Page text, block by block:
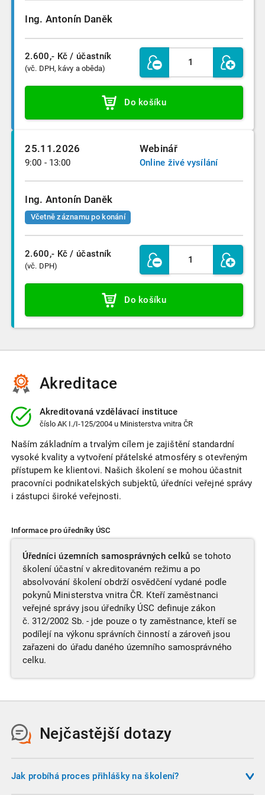
Ing. Antonín Daněk
2.600,- Kč / účastník
(vč. DPH, kávy a oběda)
Do košíku
25.11.2026 Webinář
Online živé vysílání
9:00 - 13:00
Ing. Antonín Daněk
Včetně záznamu po konání
2.600,- Kč / účastník
(vč. DPH)
Do košíku
Akreditace
Akreditovaná vzdělávací instituce
číslo AK I./I-125/2004u Ministerstva vnitra ČR
Naším základním a trvalým cílem je zajištění standardní
vysoké kvality a vytvoření přátelské atmosféry s otevřeným
přístupem ke klientovi. Našich školení se mohou účastnit
pracovníci podnikatelských subjektů, úředníci veřejné správy
i zástupci široké veřejnosti.
Informace pro úředníky ÚSC
Úředníci územních samosprávných celků se tohoto
školení účastní v akreditovaném režimu a po
absolvování školení obdrží osvědčení vydané podle
pokynů Ministerstva vnitra ČR. Kteří zaměstnanci
veřejné správy jsou úředníky ÚSC definuje zákon
č. 312/2002 Sb. - jde pouze o ty zaměstnance, kteří se
podílejí na výkonu správních činností a zároveň jsou
zařazeni do úřadu daného územního samosprávného
celku.
Nejčastější dotazy
Jak probíhá proces přihlášky na školení?